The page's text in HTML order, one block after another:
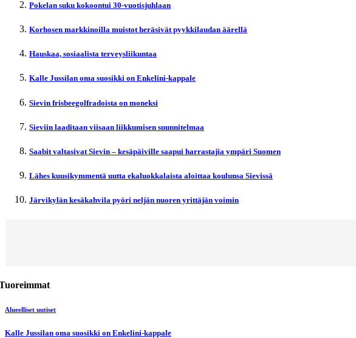
Pokelan suku kokoontui 30-vuotisjuhlaan
Korhosen markkinoilla muistot heräsivät pyykkilaudan äärellä
Hauskaa, sosiaalista terveysliikuntaa
Kalle Jussilan oma suosikki on Enkelini-kappale
Sievin frisbeegolfradoista on moneksi
Sieviin laaditaan viisaan liikkumisen suunnitelmaa
Saabit valtasivat Sievin – kesäpäiville saapui harrastajia ympäri Suomen
Lähes kuusikymmentä uutta ekaluokkalaista aloittaa koulunsa Sievissä
Järvikylän kesäkahvila pyöri neljän nuoren yrittäjän voimin
Alueelliset uutiset
Kalle Jussilan oma suosikki on Enkelini-kappale